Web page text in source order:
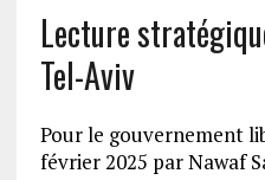
Lecture
Tel-Aviv
Pour le gouvernement
février 2025 par Nawaf